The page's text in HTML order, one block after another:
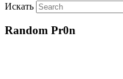
Искать
Random Pr0n